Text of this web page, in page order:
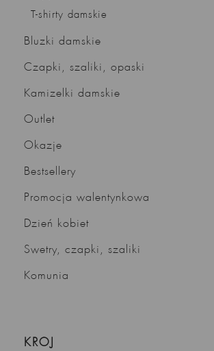
T-shirty damskie
Bluzki damskie
Czapki, szaliki, opaski
Kamizelki damskie
Outlet
Okazje
Bestsellery
Promocja walentynkowa
Dzień kobiet
Swetry, czapki, szaliki
Komunia
KRÓJ